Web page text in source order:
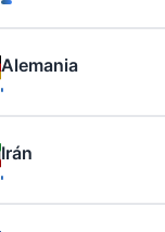
Alemania
Irán